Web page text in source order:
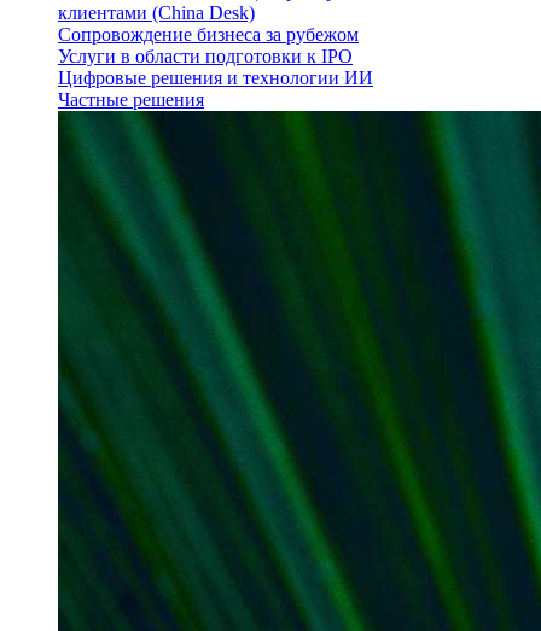
клиентами (China Desk)
Сопровождение бизнеса за рубежом
Услуги в области подготовки к IPO
Цифровые решения и технологии ИИ
Частные решения